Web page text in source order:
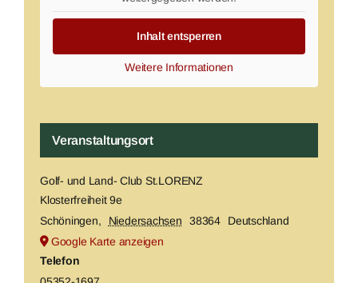
Veranstaltungsort
Golf- und Land- Club St.LORENZ
Klosterfreiheit 9e
Schöningen, Niedersachsen 38364
Deutschland
Google Karte anzeigen
Telefon
Inhalt entsperren
Weitere Informationen